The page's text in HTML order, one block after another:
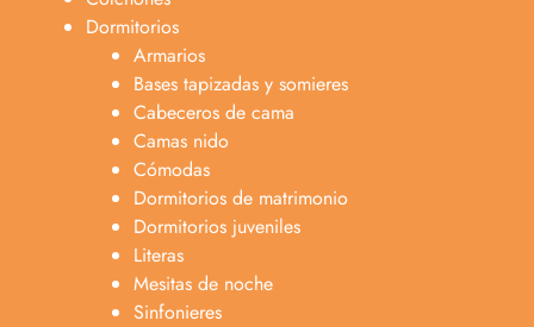
Dormitorios
Armarios
Bases tapizadas y somieres
Cabeceros de cama
Camas nido
Cómodas
Dormitorios de matrimonio
Dormitorios juveniles
Literas
Mesitas de noche
Sinfonieres